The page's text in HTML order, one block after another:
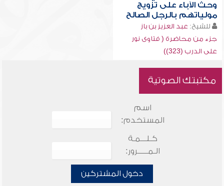
وحث الآباء على تزويج
مولياتهم بالرجل الصالح
للشيخ: عبد العزيز بن باز
جزء من محاضرة ( فتاوى نور
على الدرب (323))
مكتبتك الصوتية
اسم
المستخدم:
كـلـــمـة
الـمـــــرور:
دخول المشتركين